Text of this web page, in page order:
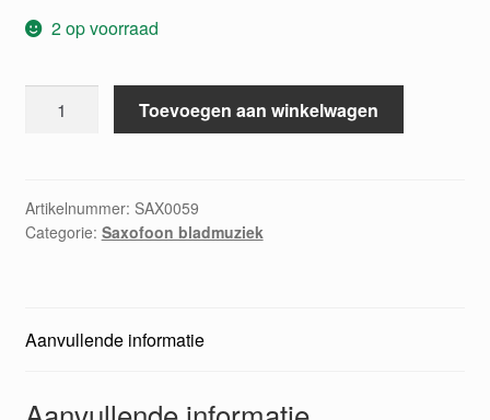
2 op voorraad
studiemethode
snelle
leerling
Toevoegen aan winkelwagen
Artikelnummer: SAX0059
Categorie: Saxofoon bladmuziek
Aanvullende informatie